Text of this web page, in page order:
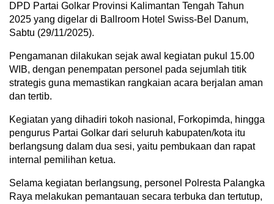
DPD Partai Golkar Provinsi Kalimantan Tengah Tahun
2025 yang digelar di Ballroom Hotel Swiss-Bel Danum,
Sabtu (29/11/2025).
Pengamanan dilakukan sejak awal kegiatan pukul 15.00
WIB, dengan penempatan personel pada sejumlah titik
strategis guna memastikan rangkaian acara berjalan aman
dan tertib.
Kegiatan yang dihadiri tokoh nasional, Forkopimda, hingga
pengurus Partai Golkar dari seluruh kabupaten/kota itu
berlangsung dalam dua sesi, yaitu pembukaan dan rapat
internal pemilihan ketua.
Selama kegiatan berlangsung, personel Polresta Palangka
Raya melakukan pemantauan secara terbuka dan tertutup,